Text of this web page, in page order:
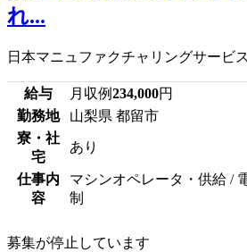
れ...
日本マニュファクチャリングサービ
給与 月収例234,000円
勤務地
山梨県 都留市
寮・社
宅
あり
仕事内
容
マシンオペレータ・供給 /
制
募集が停止しています